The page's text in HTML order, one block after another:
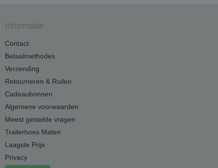
Informatie
Contact
Betaalmethodes
Verzending
Retourneren & Ruilen
Cadeaubonnen
Algemene voorwaarden
Meest gestelde vragen
Trailerhoes Maten
Laagste Prijs
Privacy